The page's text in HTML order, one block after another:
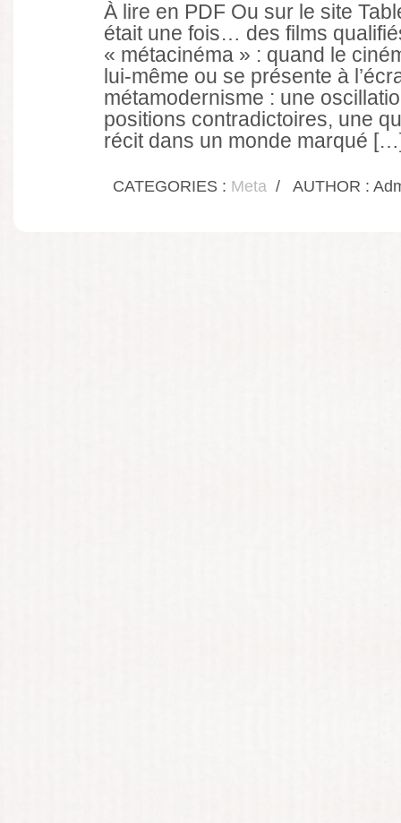
À lire en PDF Ou sur le site
était une fois… des films
« métacinéma » : quand le
lui-même ou se présente à
métamodernisme : une
positions contradictoires, une
récit dans un monde marqué
CATEGORIES : Meta / AUTHOR :